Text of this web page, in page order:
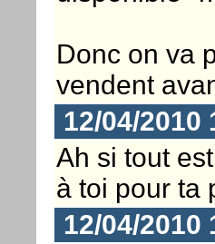
Donc on va
vendent
12/04/2010
Ah si tout
à toi pour ta
12/04/2010